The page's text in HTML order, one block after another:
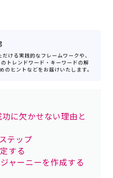
ける実践的なフレームワークや、
トレンドワード・キーワードの解
のヒントなどをお届けいたします。
に欠かせない理由と
テップ
する
ャーニーを作成する